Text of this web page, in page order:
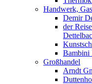
Handwerk,
Demir
der
Bambini
Großhandel
Arndt